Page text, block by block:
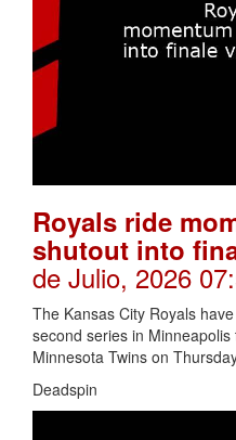
Royals ride
shutout into
de Julio, 2026
The Kansas City Royals
second series in
Minnesota Twins on
Deadspin